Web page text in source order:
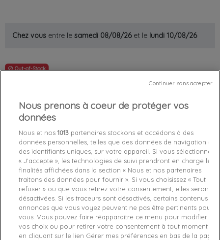
Chez vous entre le samedi 08/08/26et le lundi 10/08/26
Out-of-Stock
favorite_border
Livraison gratuite *
Produit certifié authentique
Caractéristiques produit
Détails du produit Fabriquant
Référence OLIVE-COGNAC XxL
Nous prenons à coeur de protéger vos
données
Nous et nos1013 partenaires stockons et accédons à des
données personnelles, telles que des données de navigation ou
des identifiants uniques, sur votre appareil. Si vous sélectionnez
« J’accepte », les technologies de suivi prendront en charge les
finalités affichées dans la section « Nous et nos partenaires
traitons des données pour fournir ». Si vous choisissez « Tout
refuser » ou que vous retirez votre consentement, elles seront
désactivées. Si les traceurs sont désactivés, certains contenus et
annonces que vous voyez peuvent ne pas être pertinents pour
vous. Vous pouvez faire réapparaître ce menu pour modifier
vos choix ou pour retirer votre consentement à tout moment
en cliquant sur le lien Gérer mes préférences en bas de la page
Continuer sans accepter